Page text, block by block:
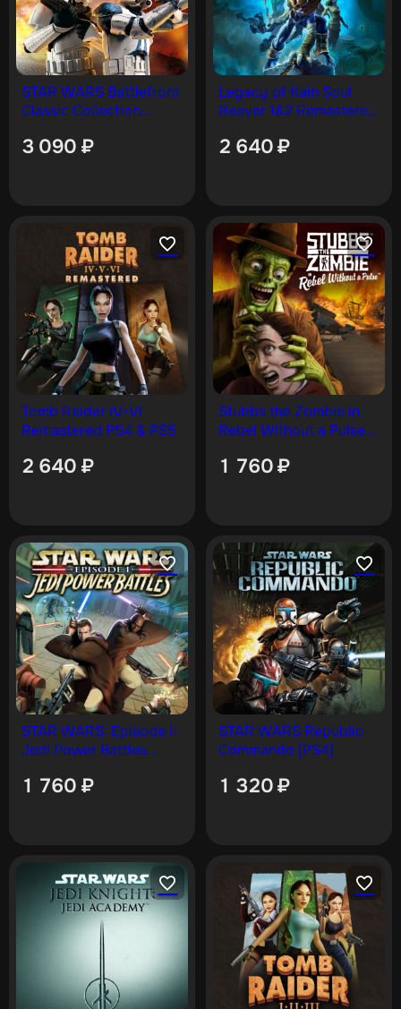
STAR WARS Battlefront
Classic Collection
3 090 ₽
Legacy of Kain Soul
Reaver 1&2 Remastered
2 640₽
Tomb Raider IV-VI
Remastered PS4 & PS5
2 640 ₽
Stubbs the Zombie in
Rebel Without a Pulse
1 760₽
STAR WARS: Episode I:
Jedi Power Battles
1 760 ₽
STAR WARS Republic
Commando [PS4]
1 320₽